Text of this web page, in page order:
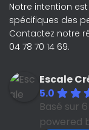
Notre intention
spécifiques des
Contactez notre
04 78 70 14 69.
Escale
5.0
Basé sur
powered